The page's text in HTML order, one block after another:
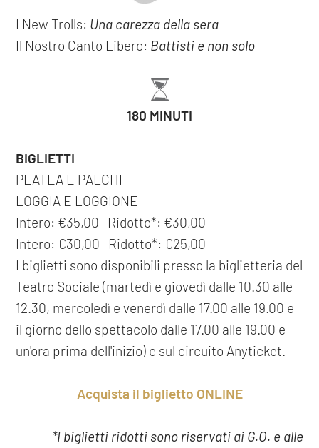
I New Trolls: Una carezza della sera
Il Nostro Canto Libero: Battisti e non solo
180 MINUTI
BIGLIETTI
PLATEA E PALCHI
LOGGIA E LOGGIONE
Intero: €35,00 Ridotto*: €30,00
Intero: €30,00 Ridotto*: €25,00
I biglietti sono disponibili presso la biglietteria del
Teatro Sociale (martedì e giovedì dalle 10.30 alle
12.30, mercoledì e venerdì dalle 17.00 alle 19.00 e
il giorno dello spettacolo dalle 17.00 alle 19.00 e
un'ora prima dell'inizio) e sul circuito Anyticket.
Acquista il biglietto ONLINE
*I biglietti ridotti sono riservati ai G.O. e alle